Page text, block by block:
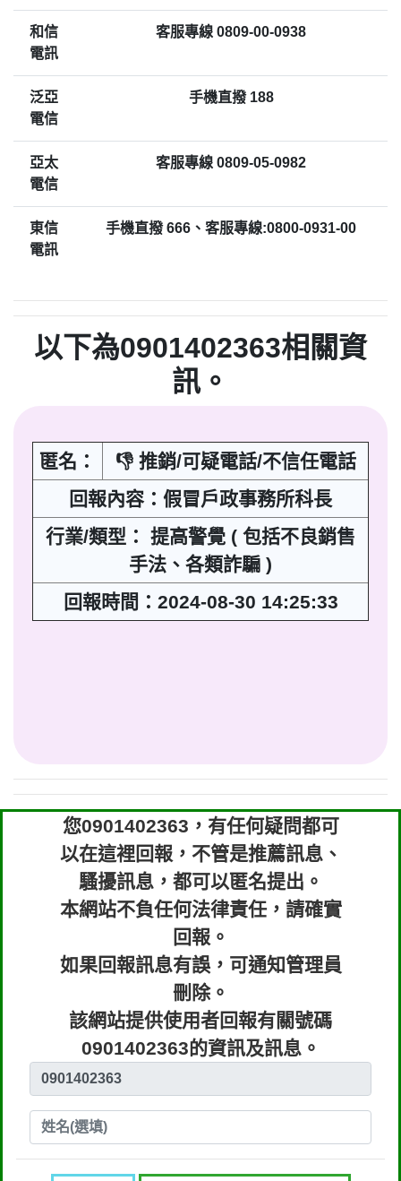
和信
電訊
客服專線 0809-00-0938
泛亞
電信
手機直撥 188
亞太
電信
客服專線 0809-05-0982
東信
電訊
手機直撥 666、客服專線:0800-0931-00
以下為0901402363相關資
訊。
匿名：
👎 推銷/可疑電話/不信任電話
回報內容：假冒戶政事務所科長
行業/類型： 提高警覺 ( 包括不良銷售
手法、各類詐騙 )
回報時間：2024-08-30 14:25:33
您0901402363，有任何疑問都可
以在這裡回報，不管是推薦訊息、
騷擾訊息，都可以匿名提出。
本網站不負任何法律責任，請確實
回報。
如果回報訊息有誤，可通知管理員
刪除。
該網站提供使用者回報有關號碼
0901402363的資訊及訊息。